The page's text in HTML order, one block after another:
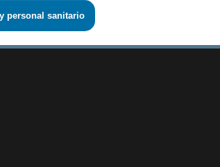
personal sanitario